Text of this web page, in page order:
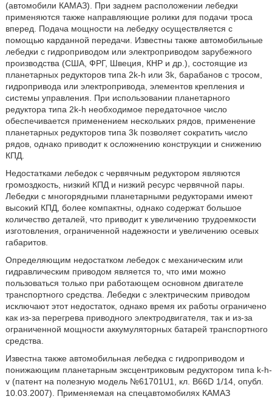
(автомобили КАМАЗ). При заднем расположении лебедки
применяются также направляющие ролики для подачи троса
вперед. Подача мощности на лебедку осуществляется с
помощью карданной передачи. Известны также автомобильные
лебедки с гидроприводом или электроприводом зарубежного
производства (США, ФРГ, Швеция, КНР и др.), состоящие из
планетарных редукторов типа 2k-h или 3k, барабанов с тросом,
гидропривода или электропривода, элементов крепления и
системы управления. При использовании планетарного
редуктора типа 2k-h необходимое передаточное число
обеспечивается применением нескольких рядов, применение
планетарных редукторов типа 3k позволяет сократить число
рядов, однако приводит к осложнению конструкции и снижению
КПД.
Недостатками лебедок с червячным редуктором являются
громоздкость, низкий КПД и низкий ресурс червячной пары.
Лебедки с многорядными планетарными редукторами имеют
высокий КПД, более компактны, однако содержат большое
количество деталей, что приводит к увеличению трудоемкости
изготовления, ограниченной надежности и увеличению осевых
габаритов.
Определяющим недостатком лебедок с механическим или
гидравлическим приводом является то, что ими можно
пользоваться только при работающем основном двигателе
транспортного средства. Лебедки с электрическим приводом
исключают этот недостаток, однако время их работы ограничено
как из-за перегрева приводного электродвигателя, так и из-за
ограниченной мощности аккумуляторных батарей транспортного
средства.
Известна также автомобильная лебедка с гидроприводом и
понижающим планетарным эксцентриковым редуктором типа k-h-
v (патент на полезную модель №61701U1, кл. B66D 1/14, опубл.
10.03.2007). Применяемая на спецавтомобилях КАМАЗ